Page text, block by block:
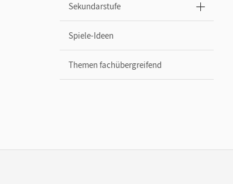
Sekundarstufe
Spiele-Ideen
Themen fachübergreifend